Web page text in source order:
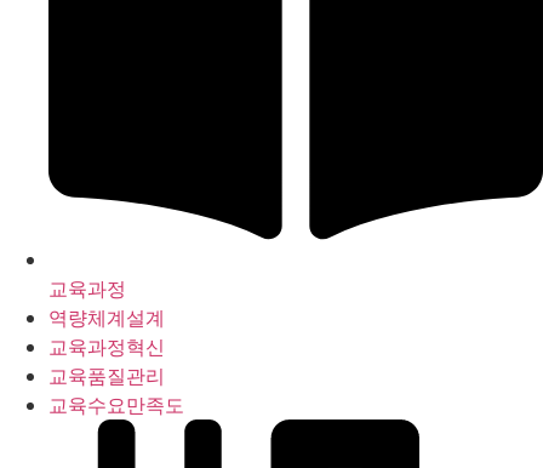
교육과정
역량체계설계
교육과정혁신
교육품질관리
교육수요만족도